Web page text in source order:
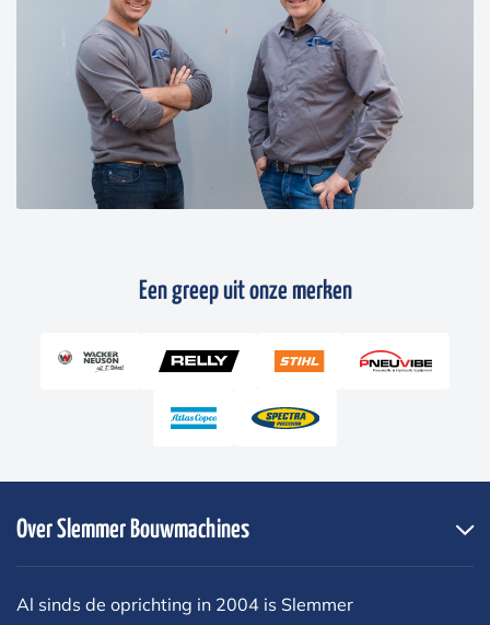
Een greep uit onze merken
Over Slemmer Bouwmachines
Al sinds de oprichting in 2004 is Slemmer